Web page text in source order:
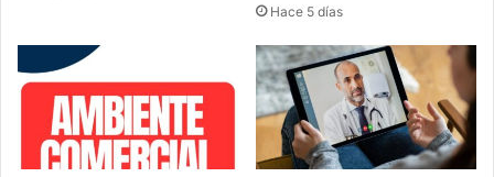
Hace 5 días